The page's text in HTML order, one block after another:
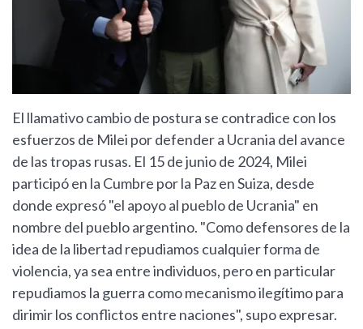
El llamativo cambio de postura se contradice con los
esfuerzos de Milei por defender a Ucrania del avance
de las tropas rusas. El 15 de junio de 2024, Milei
participó en la Cumbre por la Paz en Suiza, desde
donde expresó "el apoyo al pueblo de Ucrania" en
nombre del pueblo argentino. "Como defensores de la
idea de la libertad repudiamos cualquier forma de
violencia, ya sea entre individuos, pero en particular
repudiamos la guerra como mecanismo ilegítimo para
dirimir los conflictos entre naciones", supo expresar.